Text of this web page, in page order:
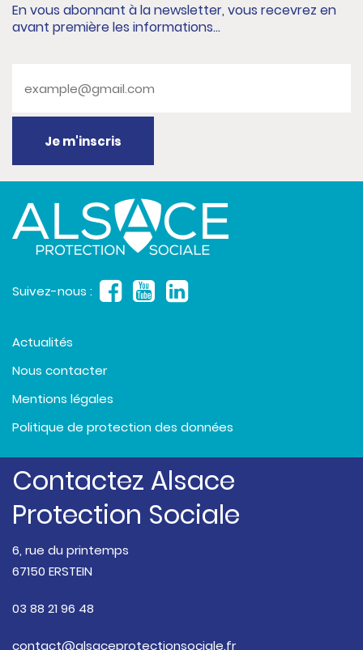
En vous abonnant à la newsletter, vous recevrez en
avant première les informations...
Suivez-nous :
Actualités
Nous contacter
Mentions légales
Politique de protection des données
Contactez Alsace
Protection Sociale
6, rue du printemps
67150 ERSTEIN
03 88 21 96 48
contact@alsaceprotectionsociale.fr